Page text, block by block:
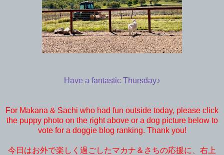
Have a fantastic Thursday♪
For Makana & Sachi who had fun outside today, please click
the puppy photo on the right above or a dog picture below to
vote for a doggie blog ranking. Thank you!
今日はお外で楽しく過ごしたマカナ＆さちの応援に、右上